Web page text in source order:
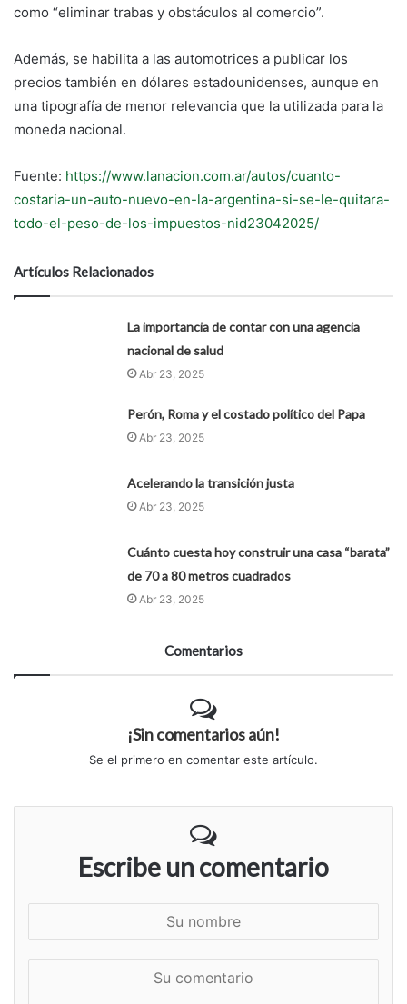
como “eliminar trabas y obstáculos al comercio”.
Además, se habilita a las automotrices a publicar los
precios también en dólares estadounidenses, aunque en
una tipografía de menor relevancia que la utilizada para la
moneda nacional.
Fuente: https://www.lanacion.com.ar/autos/cuanto-
costaria-un-auto-nuevo-en-la-argentina-si-se-le-quitara-
todo-el-peso-de-los-impuestos-nid23042025/
Artículos Relacionados
La importancia de contar con una agencia
nacional de salud
Abr 23, 2025
Perón, Roma y el costado político del Papa
Abr 23, 2025
Acelerando la transición justa
Abr 23, 2025
Cuánto cuesta hoy construir una casa “barata”
de 70 a 80 metros cuadrados
Abr 23, 2025
Comentarios
¡Sin comentarios aún!
Se el primero en comentar este artículo.
Escribe un comentario